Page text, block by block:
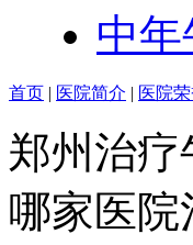
中
首页 | 医院简介 | 医院
郑州治疗
哪家医院